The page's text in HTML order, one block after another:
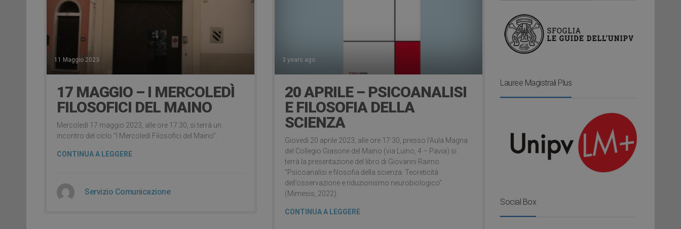
11 Maggio 2023
17 MAGGIO – I MERCOLEDÌ
FILOSOFICI DEL MAINO
Mercoledì 17 maggio 2023, alle ore 17:30, si terrà un
incontro del ciclo “I Mercoledì Filosofici del Maino”.
CONTINUA A LEGGERE
Servizio Comunicazione
3 years ago
20 APRILE – PSICOANALISI
E FILOSOFIA DELLA
SCIENZA
Giovedì 20 aprile 2023, alle ore 17:30, presso l’Aula Magna
del Collegio Giasone del Maino (via Luino, 4 – Pavia) si
terrà la presentazione del libro di Giovanni Raimo
“Psicoanalisi e filosofia della scienza. Teoreticità
dell’osservazione e riduzionismo neurobiologico”
(Mimesis, 2022).
CONTINUA A LEGGERE
Lauree Magistrali Plus
Social Box